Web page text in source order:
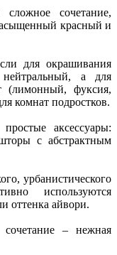
сочетание,
красный и
для окрашивания
а для
(лимонный, фуксия,
комнат подростков.
аксессуары:
с абстрактным
урбанистического
используются
оттенка айвори.
– нежная